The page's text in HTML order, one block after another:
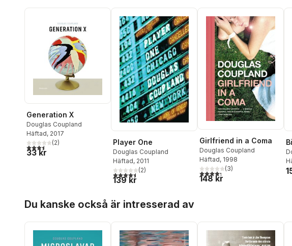
Generation X
Douglas Coupland
Häftad, 2017
3,5utav 5 stjärnor. Totalt antal röster:
(2)
33 kr
Player One
Douglas Coupland
Häftad, 2011
4,5utav 5 stjärnor. Totalt antal röster:
(2)
139 kr
Girlfriend in a Coma
Douglas Coupland
Häftad, 1998
4,3utav 5 stjärnor. Totalt antal
(3)
148 kr
Du kanske också är intresserad av